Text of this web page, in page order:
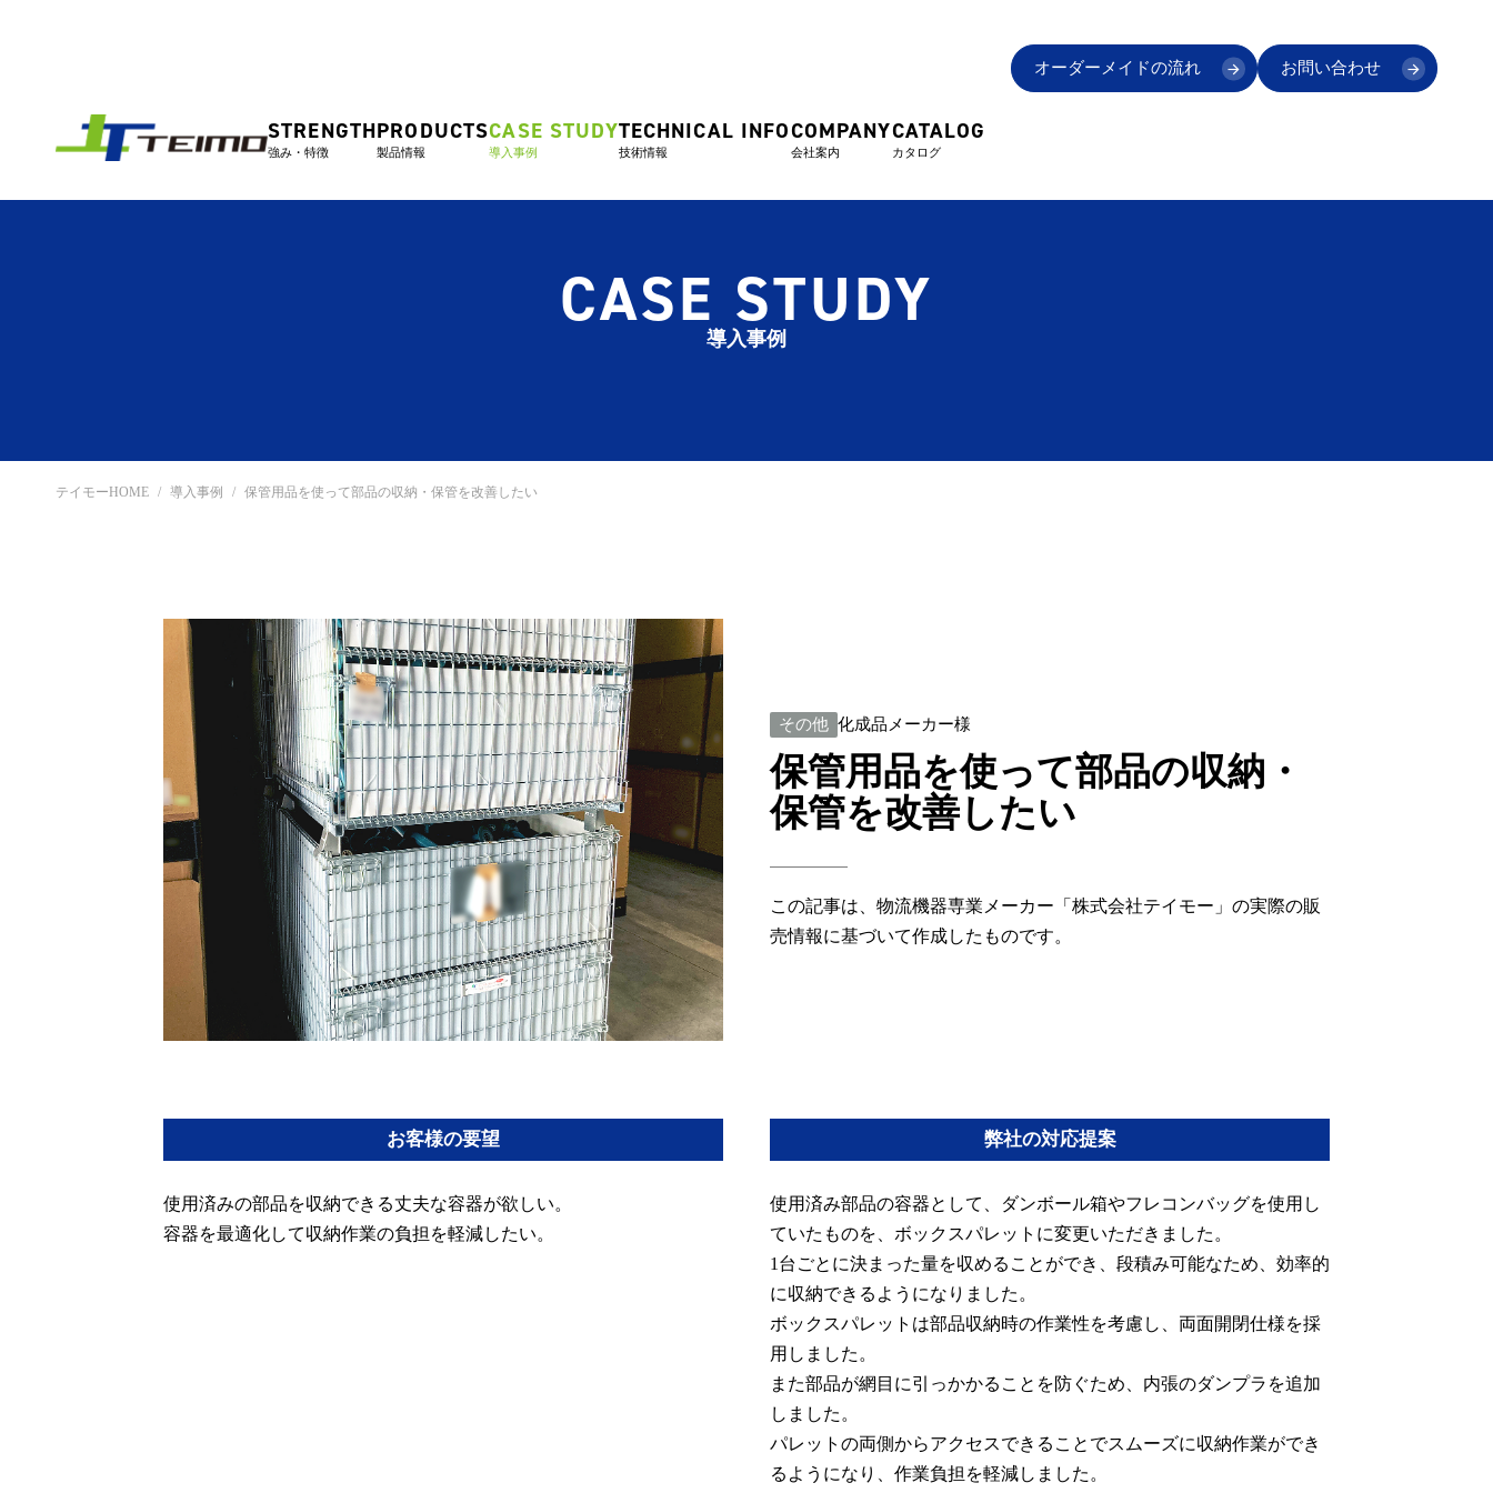
オーダーメイドの流れ お問い合わせ
STRENGTH
強み・特徴
PRODUCTS
製品情報
CASE STUDY
導入事例
TECHNICAL INFO
技術情報
COMPANY
会社案内
CATALOG
カタログ
CASE STUDY
導入事例
テイモーHOME 導入事例 保管用品を使って部品の収納・保管を改善したい
その他 化成品メーカー様
保管用品を使って部品の収納・
保管を改善したい
この記事は、物流機器専業メーカー「株式会社テイモー」の実際の販
売情報に基づいて作成したものです。
お客様の要望
使用済みの部品を収納できる丈夫な容器が欲しい。
容器を最適化して収納作業の負担を軽減したい。
弊社の対応提案
使用済み部品の容器として、ダンボール箱やフレコンバッグを使用し
ていたものを、ボックスパレットに変更いただきました。
1台ごとに決まった量を収めることができ、段積み可能なため、効率的
に収納できるようになりました。
ボックスパレットは部品収納時の作業性を考慮し、両面開閉仕様を採
用しました。
また部品が網目に引っかかることを防ぐため、内張のダンプラを追加
しました。
パレットの両側からアクセスできることでスムーズに収納作業ができ
るようになり、作業負担を軽減しました。